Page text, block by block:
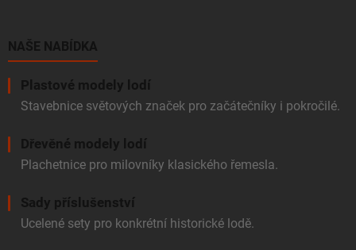
NAŠE NABÍDKA
Plastové modely lodí
Stavebnice světových značek pro začátečníky i pokročilé.
Dřevěné modely lodí
Plachetnice pro milovníky klasického řemesla.
Sady příslušenství
Ucelené sety pro konkrétní historické lodě.